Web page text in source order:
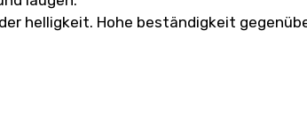
helligkeit. Hohe beständigkeit